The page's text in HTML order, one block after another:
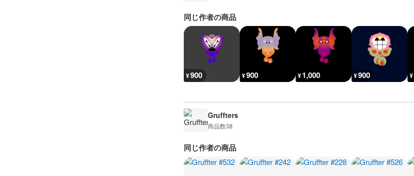
同じ作者の商品
¥900 ¥900 ¥1,000 ¥900 ¥
Gruffters
商品数38
同じ作者の商品